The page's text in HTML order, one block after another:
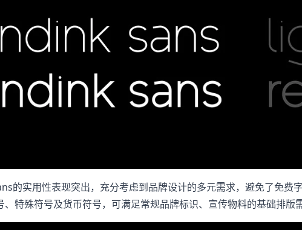
的实用性表现突出，充分考虑到品牌设计的多元需求，避免了免费
特殊符号及货币符号，可满足常规品牌标识、宣传物料的基础排版需